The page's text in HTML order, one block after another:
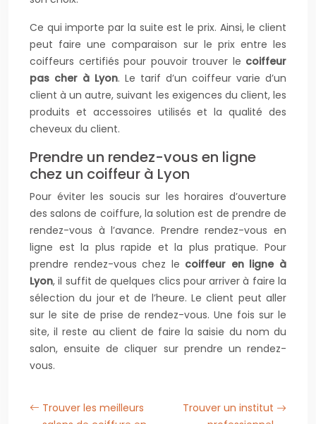
Ce qui importe par la suite est le prix. Ainsi, le client
peut faire une comparaison sur le prix entre les
coiffeurs certifiés pour pouvoir trouver le coiffeur
pas cher à Lyon. Le tarif d’un coiffeur varie d’un
client à un autre, suivant les exigences du client, les
produits et accessoires utilisés et la qualité des
cheveux du client.
Prendre un rendez-vous en ligne
chez un coiffeur à Lyon
Pour éviter les soucis sur les horaires d’ouverture
des salons de coiffure, la solution est de prendre de
rendez-vous à l’avance. Prendre rendez-vous en
ligne est la plus rapide et la plus pratique. Pour
prendre rendez-vous chez le coiffeur en ligne à
Lyon, il suffit de quelques clics pour arriver à faire la
sélection du jour et de l’heure. Le client peut aller
sur le site de prise de rendez-vous. Une fois sur le
site, il reste au client de faire la saisie du nom du
salon, ensuite de cliquer sur prendre un rendez-
vous.
Trouver les meilleurs
Trouver un institut